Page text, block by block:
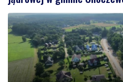
Trwa kolejny etap